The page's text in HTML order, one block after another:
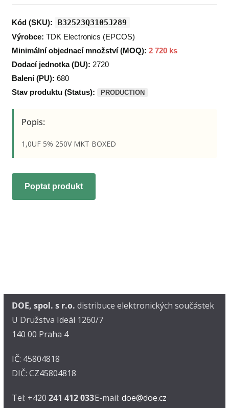
Kód (SKU): B32523Q3105J289
Výrobce: TDK Electronics (EPCOS)
Minimální objednací množství (MOQ): 2 720 ks
Dodací jednotka (DU): 2720
Balení (PU): 680
Stav produktu (Status):
PRODUCTION
Popis:
1,0UF 5% 250V MKT BOXED
Poptat produkt
DOE, spol. s r.o. distribuce elektronických součástek
U Družstva Ideál 1260/7
140 00 Praha 4
IČ: 45804818
DIČ: CZ45804818
Tel: +420 241 412 033E-mail: doe@doe.cz